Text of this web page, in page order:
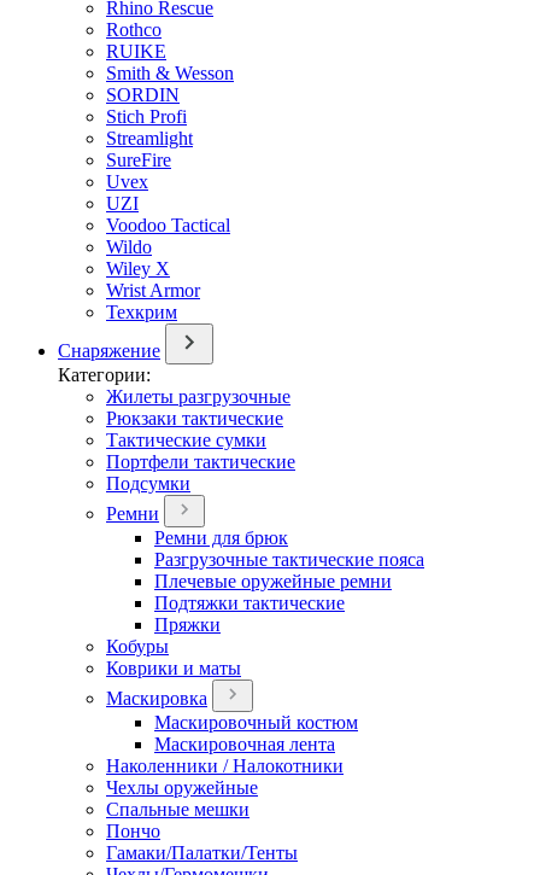
Rhino Rescue
Rothco
RUIKE
Smith & Wesson
SORDIN
Stich Profi
Streamlight
SureFire
Uvex
UZI
Voodoo Tactical
Wildo
Wiley X
Wrist Armor
Техкрим
Снаряжение
Категории:
Жилеты разгрузочные
Рюкзаки тактические
Тактические сумки
Портфели тактические
Подсумки
Ремни
Ремни для брюк
Разгрузочные тактические пояса
Плечевые оружейные ремни
Подтяжки тактические
Пряжки
Кобуры
Коврики и маты
Маскировка
Маскировочный костюм
Маскировочная лента
Наколенники / Налокотники
Чехлы оружейные
Спальные мешки
Пончо
Гамаки/Палатки/Тенты